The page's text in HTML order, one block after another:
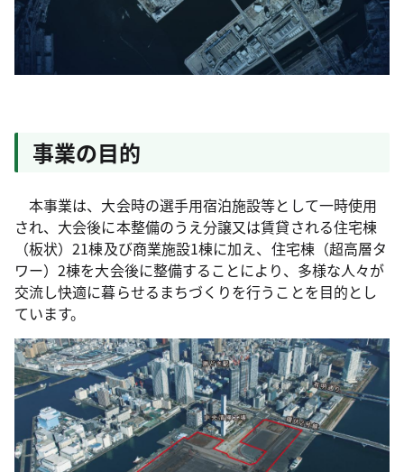
事業の目的
本事業は、大会時の選手用宿泊施設等として一時使用
され、大会後に本整備のうえ分譲又は賃貸される住宅棟
（板状）21棟及び商業施設1棟に加え、住宅棟（超高層タ
ワー）2棟を大会後に整備することにより、多様な人々が
交流し快適に暮らせるまちづくりを行うことを目的とし
ています。